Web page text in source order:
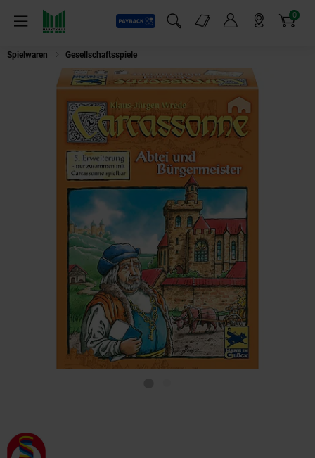
Menü
Payback
Suchfeld einblenden
Markt-Angebote 0
Artikel
Spielwaren Gesellschaftsspiele